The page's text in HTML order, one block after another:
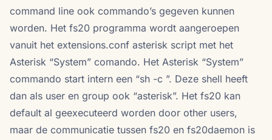
command line ook commando’s gegeven kunnen
worden. Het fs20 programma wordt aangeroepen
vanuit het extensions.conf asterisk script met het
Asterisk “System” comando. Het Asterisk “System”
commando start intern een “sh -c ”. Deze shell heeft
dan als user en group ook “asterisk”. Het fs20 kan
default al geexecuteerd worden door other users,
maar de communicatie tussen fs20 en fs20daemon is